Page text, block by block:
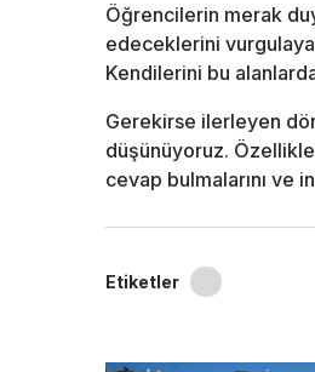
Öğrencilerin merak
edeceklerini
Kendilerini bu
Gerekirse ilerleyen
düşünüyoruz. Özellikle
cevap bulmalarını ve
Etiketler